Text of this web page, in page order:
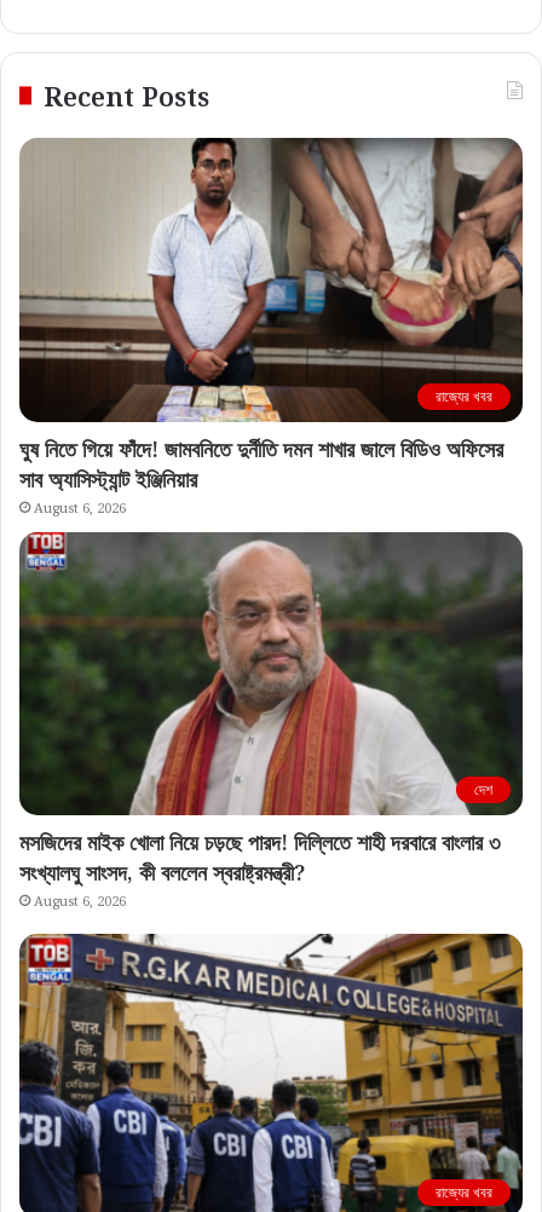
Recent Posts
রাজ্যের খবর
ঘুষ নিতে গিয়ে ফাঁদে! জামবনিতে দুর্নীতি দমন শাখার জালে বিডিও অফিসের
সাব অ্যাসিস্ট্যান্ট ইঞ্জিনিয়ার
August 6, 2026
দেশ
মসজিদের মাইক খোলা নিয়ে চড়ছে পারদ! দিল্লিতে শাহী দরবারে বাংলার ৩
সংখ্যালঘু সাংসদ, কী বললেন স্বরাষ্ট্রমন্ত্রী?
August 6, 2026
রাজ্যের খবর